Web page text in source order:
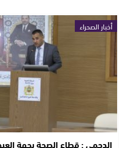
أخبار الصحراء
الدحمي : قطاع الصحة بجهة